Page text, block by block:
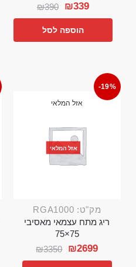
₪390 ₪339
הוספה לסל
-19%
אזל המלאי
אזל המלאי
מק"ט: RGA1000
ריג מתח עצמאי מאסיבי
75×75
₪3350 ₪2699